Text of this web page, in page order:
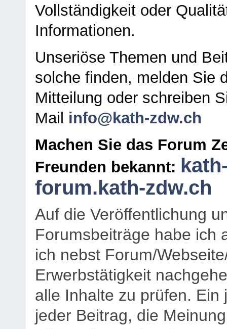
Vollständigkeit oder
Informationen.
Unseriöse Themen und
solche finden, melden Sie
Mitteilung oder schreiben
Mail info@kath-zdw.ch
Machen Sie das Forum
Freunden bekannt:
forum.kath-zdw.ch
Auf die Veröffentlichung
Forumsbeiträge habe ich
ich nebst Forum/
Erwerbstätigkeit
alle Inhalte zu prüfen.
jeder Beitrag, die